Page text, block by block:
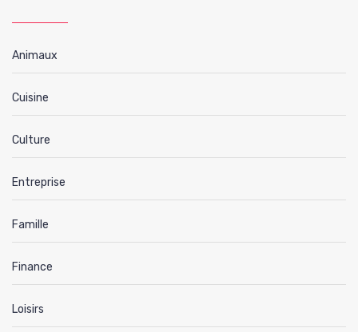
Animaux
Cuisine
Culture
Entreprise
Famille
Finance
Loisirs